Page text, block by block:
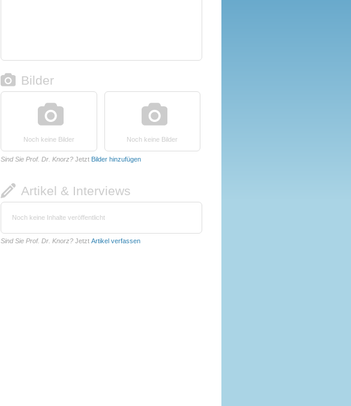
Bilder
Noch keine Bilder Noch keine Bilder
Sind Sie Prof. Dr. Knorz? Jetzt Bilder hinzufügen
Artikel & Interviews
Noch keine Inhalte veröffentlicht
Sind Sie Prof. Dr. Knorz? Jetzt Artikel verfassen